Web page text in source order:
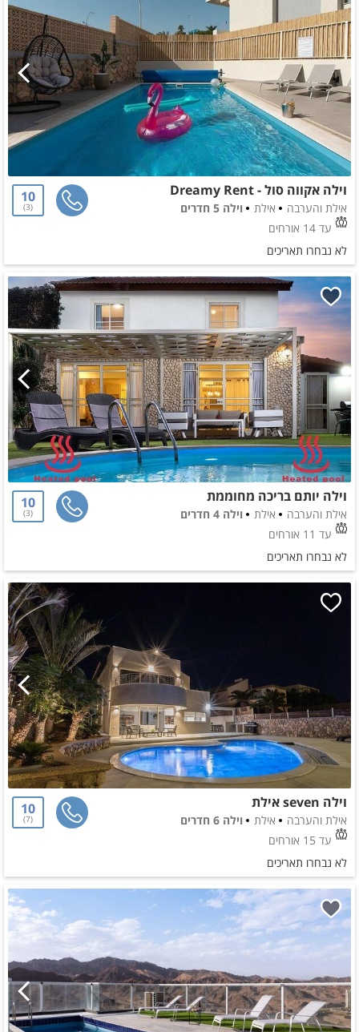
וילה אקווה סול - Dreamy Rent
אילת והערבה אילת
וילה 5 חדרים
עד 14 אורחים
10
3
לא נבחרו תאריכים
וילה יותם בריכה מחוממת
אילת והערבה אילת
וילה 4 חדרים
עד 11 אורחים
10
3
לא נבחרו תאריכים
וילה seven אילת
אילת והערבה אילת
וילה 6 חדרים
עד 15 אורחים
10
7
לא נבחרו תאריכים